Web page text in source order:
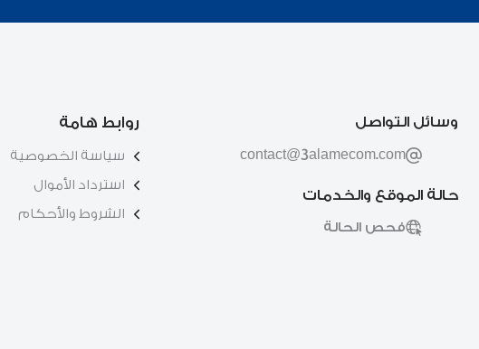
وسائل التواصل
contact@3alamecom.com
حالة الموقع والخدمات
فحص الحالة
روابط هامة
سياسة الخصوصية
استرداد الأموال
الشروط والأحكام